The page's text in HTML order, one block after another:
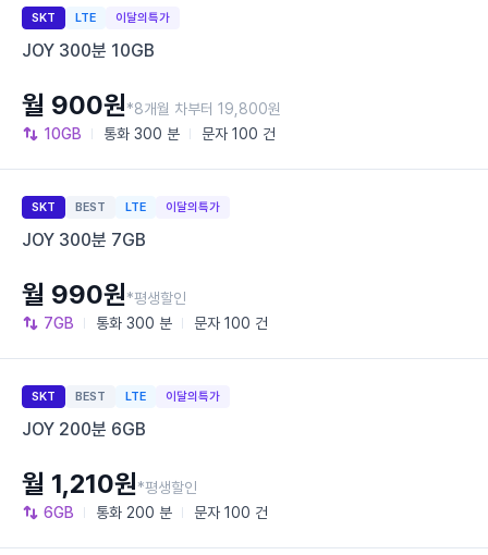
SKT LTE 이달의특가
JOY 300분 10GB
10GB 통화 300 분 문자 100 건
월 900원*8개월 차부터 19,800원
SKT BEST LTE 이달의특가
JOY 300분 7GB
7GB 통화 300 분 문자 100 건
월 990원*평생할인
SKT BEST LTE 이달의특가
JOY 200분 6GB
6GB 통화 200 분 문자 100 건
월 1,210원*평생할인